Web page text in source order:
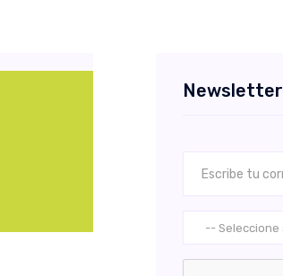
Newsletter